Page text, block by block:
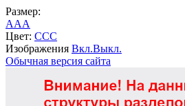
Размер:
AAA
Цвет: CCC
Изображения Вкл.Выкл.
Обычная версия сайта